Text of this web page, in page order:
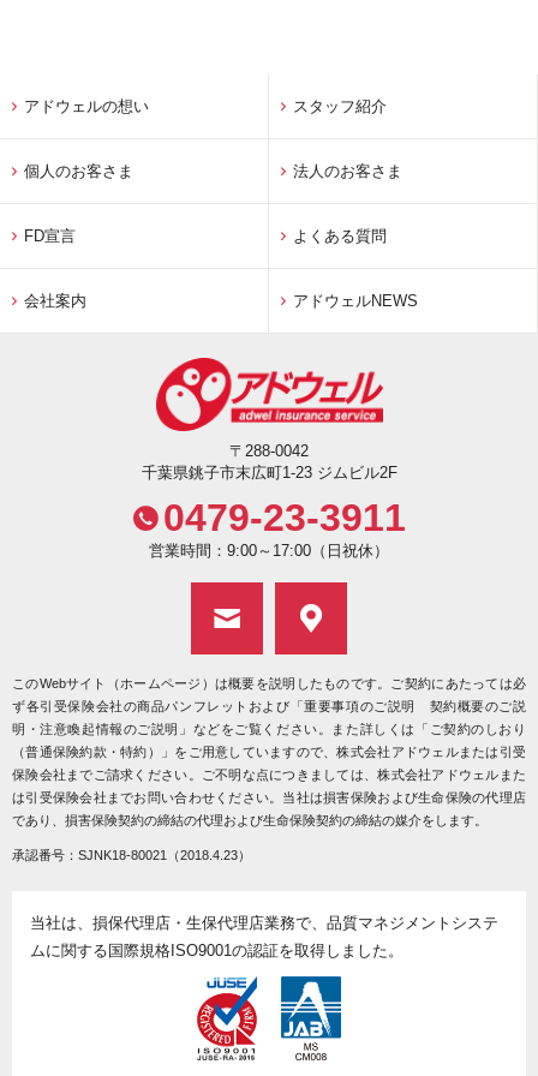
アドウェルの想い スタッフ紹介
個人のお客さま 法人のお客さま
FD宣言 よくある質問
会社案内 アドウェルNEWS
〒288-0042
千葉県銚子市末広町1-23 ジムビル2F
0479-23-3911
営業時間：9:00～17:00（日祝休）
このWebサイト（ホームページ）は概要を説明したものです。ご契約にあたっては必
ず各引受保険会社の商品パンフレットおよび「重要事項のご説明 契約概要のご説
明・注意喚起情報のご説明」などをご覧ください。また詳しくは「ご契約のしおり
（普通保険約款・特約）」をご用意していますので、株式会社アドウェルまたは引受
保険会社までご請求ください。ご不明な点につきましては、株式会社アドウェルまた
は引受保険会社までお問い合わせください。当社は損害保険および生命保険の代理店
であり、損害保険契約の締結の代理および生命保険契約の締結の媒介をします。
承認番号：SJNK18-80021（2018.4.23）
当社は、損保代理店・生保代理店業務で、品質マネジメントシステ
ムに関する国際規格ISO9001の認証を取得しました。